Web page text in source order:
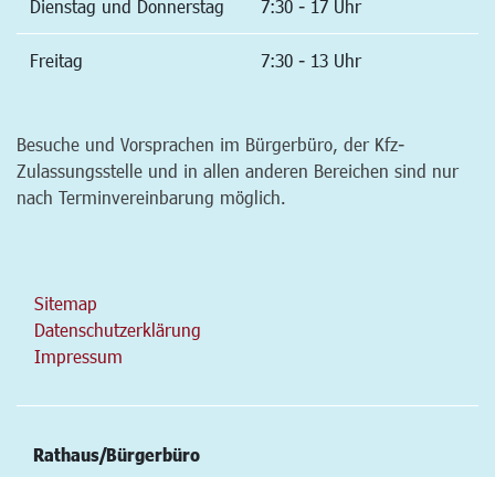
Dienstag und Donnerstag 7:30 - 17 Uhr
Freitag 7:30 - 13 Uhr
Besuche und Vorsprachen im Bürgerbüro, der Kfz-
Zulassungsstelle und in allen anderen Bereichen sind nur
nach Terminvereinbarung möglich.
Sitemap
Datenschutzerklärung
Impressum
Rathaus/Bürgerbüro